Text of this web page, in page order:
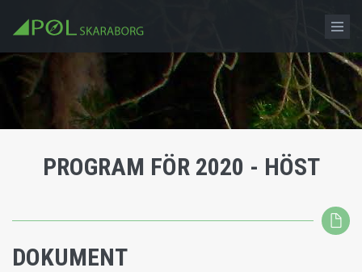
PROGRAM FÖR 2020 - HÖST
DOKUMENT